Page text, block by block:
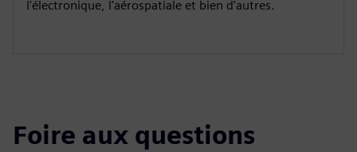
l'électronique, l'aérospatiale et bien d'autres.
Foire aux questions